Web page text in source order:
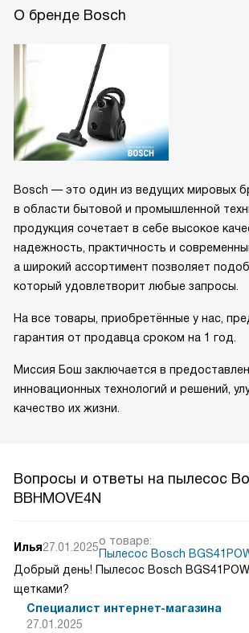
О бренде Bosch
Bosch — это один из ведущих мировых
в области бытовой и промышленной
продукция сочетает в себе высокое
надежность, практичность и
а широкий ассортимент позволяет
который удовлетворит любые запросы.
На все товары, приобретённые у нас,
гарантия от продавца сроком на 1 год.
Миссия Бош заключается в
инновационных технологий и решений,
качество их жизни.
Вопросы и ответы на пылесос
BBHMOVE4N
Илья27.01.2025о товаре:
Пылесос Bosch
Добрый день! Пылесос Bosch
щетками?
Специалист интернет-магазина
27.01.2025